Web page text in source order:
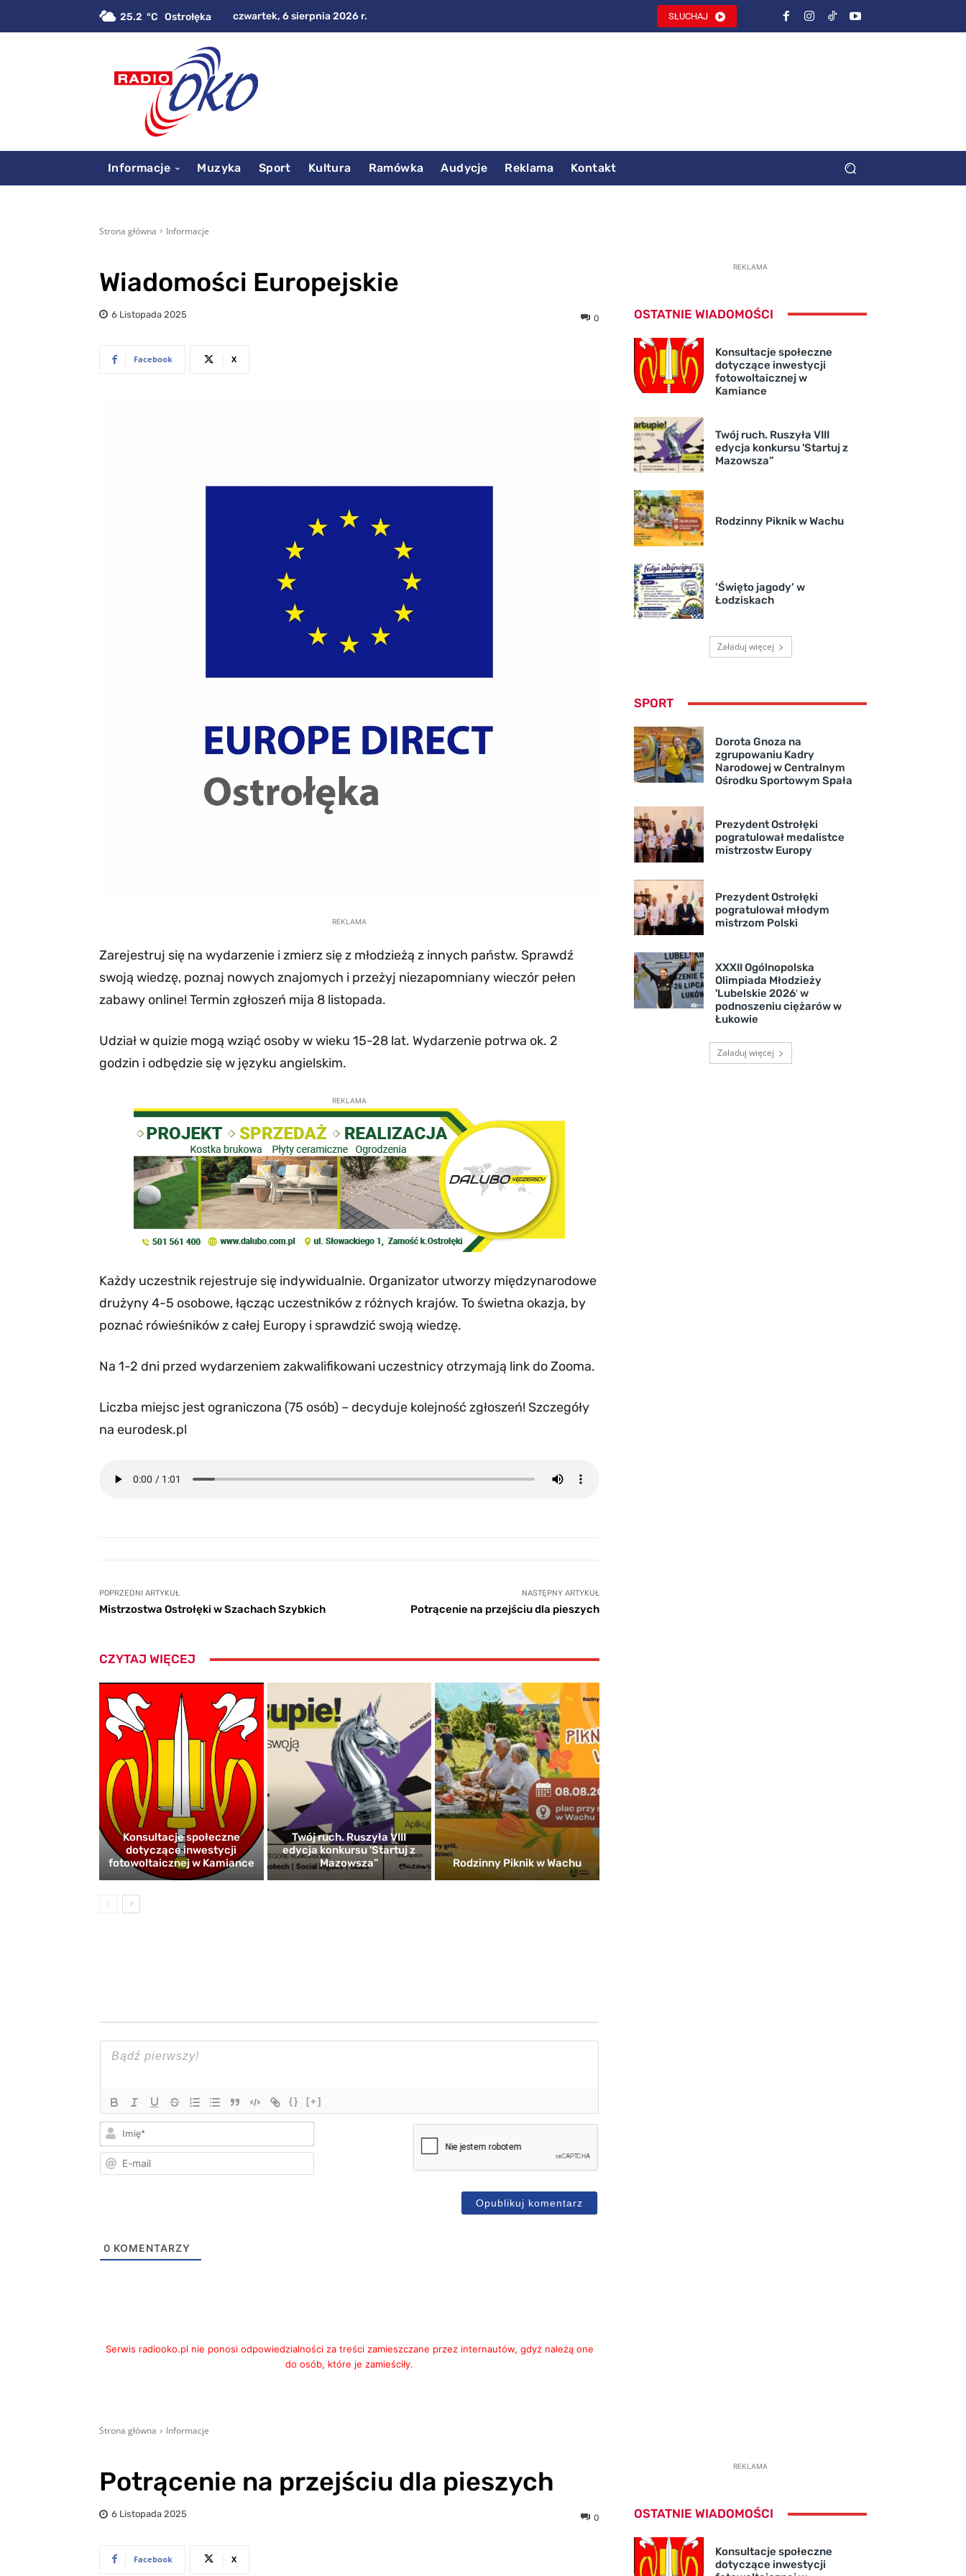
25.2 C Ostrołęka czwartek, 6 sierpnia 2026 r. SŁUCHAJ
Informacje Muzyka Sport Kultura Ramówka Audycje Reklama Kontakt
Strona główna Informacje
Wiadomości Europejskie
6 Listopada 2025 0
Facebook X
REKLAMA
Zarejestruj się na wydarzenie i zmierz się z młodzieżą z innych państw. Sprawdź
swoją wiedzę, poznaj nowych znajomych i przeżyj niezapomniany wieczór pełen
zabawy online! Termin zgłoszeń mija 8 listopada.
Udział w quizie mogą wziąć osoby w wieku 15-28 lat. Wydarzenie potrwa ok. 2
godzin i odbędzie się w języku angielskim.
REKLAMA
Każdy uczestnik rejestruje się indywidualnie. Organizator utworzy międzynarodowe
drużyny 4-5 osobowe, łącząc uczestników z różnych krajów. To świetna okazja, by
poznać rówieśników z całej Europy i sprawdzić swoją wiedzę.
Na 1-2 dni przed wydarzeniem zakwalifikowani uczestnicy otrzymają link do Zooma.
Liczba miejsc jest ograniczona (75 osób) – decyduje kolejność zgłoszeń! Szczegóły
na eurodesk.pl
POPRZEDNI ARTYKUŁ
Mistrzostwa Ostrołęki w Szachach Szybkich
NASTĘPNY ARTYKUŁ
Potrącenie na przejściu dla pieszych
CZYTAJ WIĘCEJ
Konsultacje społeczne
dotyczące inwestycji
fotowoltaicznej w Kamiance
Twój ruch. Ruszyła VIII
edycja konkursu 'Startuj z
Mazowsza”
Rodzinny Piknik w Wachu
{} [+]
Imię*
mail
0 KOMENTARZY
Serwis radiooko.pl nie ponosi odpowiedzialności za treści zamieszczane przez internautów, gdyż należą one
do osób, które je zamieściły.
REKLAMA
OSTATNIE WIADOMOŚCI
Konsultacje społeczne
dotyczące inwestycji
fotowoltaicznej w
Kamiance
Twój ruch. Ruszyła VIII
edycja konkursu 'Startuj z
Mazowsza”
Rodzinny Piknik w Wachu
’Święto jagody’ w
Łodziskach
Załaduj więcej
SPORT
Dorota Gnoza na
zgrupowaniu Kadry
Narodowej w Centralnym
Ośrodku Sportowym Spała
Prezydent Ostrołęki
pogratulował medalistce
mistrzostw Europy
Prezydent Ostrołęki
pogratulował młodym
mistrzom Polski
XXXII Ogólnopolska
Olimpiada Młodzieży
'Lubelskie 2026′ w
podnoszeniu ciężarów w
Łukowie
Załaduj więcej